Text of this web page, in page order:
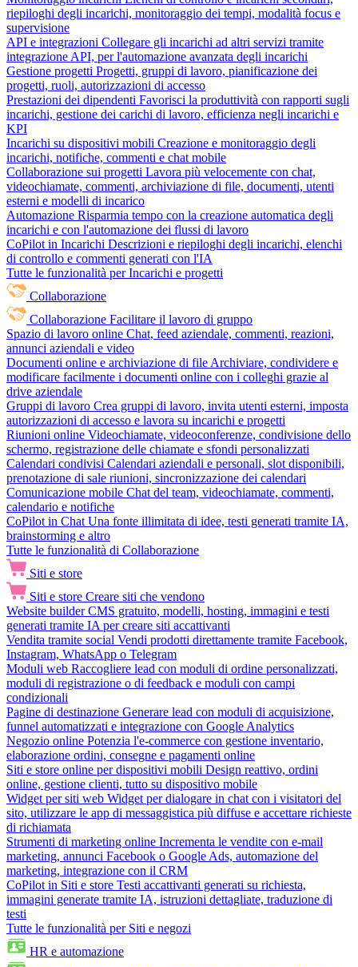
riepiloghi degli incarichi, monitoraggio dei tempi, modalità focus e
supervisione
API e integrazioni Collegare gli incarichi ad altri servizi tramite
integrazione API, per l'automazione avanzata degli incarichi
Gestione progetti Progetti, gruppi di lavoro, pianificazione dei
progetti, ruoli, autorizzazioni di accesso
Prestazioni dei dipendenti Favorisci la produttività con rapporti sugli
incarichi, gestione dei carichi di lavoro, efficienza negli incarichi e
KPI
Incarichi su dispositivi mobili Creazione e monitoraggio degli
incarichi, notifiche, commenti e chat mobile
Collaborazione sui progetti Lavora più velocemente con chat,
videochiamate, commenti, archiviazione di file, documenti, utenti
esterni e modelli di incarico
Automazione Risparmia tempo con la creazione automatica degli
incarichi e con l'automazione dei flussi di lavoro
CoPilot in Incarichi Descrizioni e riepiloghi degli incarichi, elenchi
di controllo e commenti generati con l'IA
Tutte le funzionalità per Incarichi e progetti
Collaborazione
Collaborazione Facilitare il lavoro di gruppo
Spazio di lavoro online Chat, feed aziendale, commenti, reazioni,
annunci aziendali e video
Documenti online e archiviazione di file Archiviare, condividere e
modificare facilmente i documenti online con i colleghi grazie al
drive aziendale
Gruppi di lavoro Crea gruppi di lavoro, invita utenti esterni, imposta
autorizzazioni di accesso e lavora su incarichi e progetti
Riunioni online Videochiamate, videoconferenze, condivisione dello
schermo, registrazione delle chiamate e sfondi personalizzati
Calendari condivisi Calendari aziendali e personali, slot disponibili,
prenotazione di sale riunioni, sincronizzazione dei calendari
Comunicazione mobile Chat del team, videochiamate, commenti,
calendario e notifiche
CoPilot in Chat Una fonte illimitata di idee, testi generati tramite IA,
brainstorming e altro
Tutte le funzionalità di Collaborazione
Siti e store
Siti e store Creare siti che vendono
Website builder CMS gratuito, modelli, hosting, immagini e testi
generati tramite IA per creare siti accattivanti
Vendita tramite social Vendi prodotti direttamente tramite Facebook,
Instagram, WhatsApp o Telegram
Moduli web Raccogliere lead con moduli di ordine personalizzati,
moduli di registrazione o di feedback e moduli con campi
condizionali
Pagine di destinazione Generare lead con moduli di acquisizione,
funnel automatizzati e integrazione con Google Analytics
Negozio online Potenzia l'e-commerce con gestione inventario,
elaborazione ordini, consegne e pagamenti online
Siti e store online per dispositivi mobili Design reattivo, ordini
online, gestione clienti, tutto su dispositivo mobile
Widget per siti web Widget per dialogare in chat con i visitatori del
sito, utilizzare le app di messaggistica più diffuse e accettare richieste
di richiamata
Strumenti di marketing online Incrementa le vendite con e-mail
marketing, annunci Facebook o Google Ads, automazione del
marketing, integrazione con il CRM
CoPilot in Siti e store Testi accattivanti generati su richiesta,
immagini generate tramite IA, istruzioni dettagliate, traduzione di
testi
Tutte le funzionalità per Siti e negozi
HR e automazione